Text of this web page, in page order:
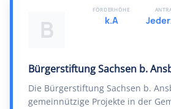
B
Bürgerstiftung Sachsen b.
Die Bürgerstiftung Sachsen b.
gemeinnützige Projekte in der
FÖRDERHÖHE
k.A